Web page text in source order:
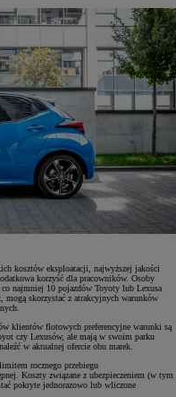
kosztów eksploatacji, najwyższej jakości
korzyść dla pracowników. Osoby
najmniej 10 pojazdów Toyoty lub Lexusa
mogą skorzystać z atrakcyjnych warunków
klientów flotowych preferencyjne warunki są
czy Lexusów, ale mają w swoim parku
w aktualnej ofercie obu marek.
rocznego przebiegu
Koszty związane z ubezpieczeniem (w tym
pokryte jednorazowo lub wliczone